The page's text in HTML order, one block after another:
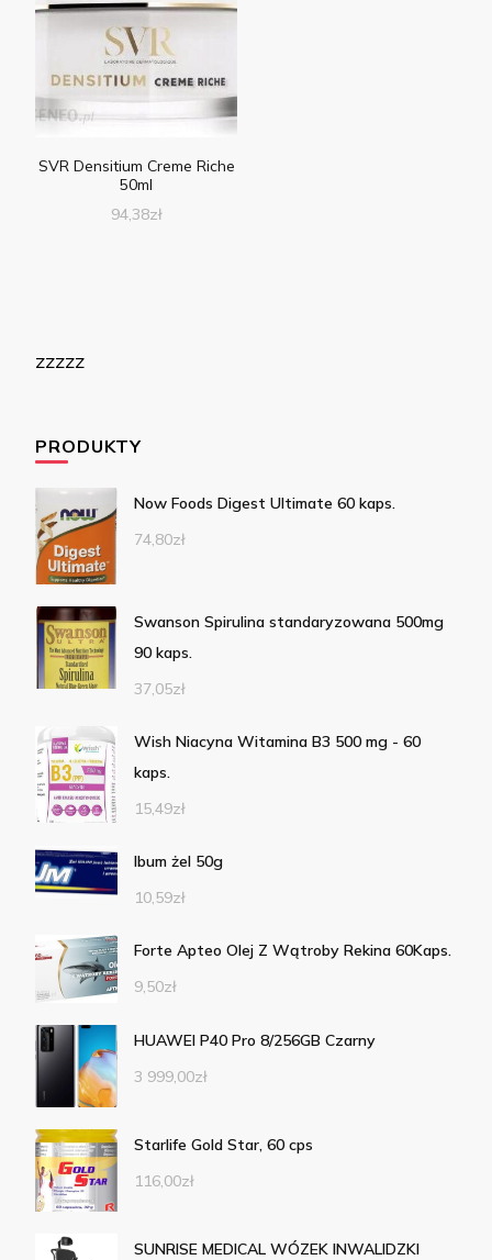
SVR Densitium Creme Riche
50ml
94,38zł
zzzzz
PRODUKTY
Now Foods Digest Ultimate 60 kaps.
74,80zł
Swanson Spirulina standaryzowana 500mg
90 kaps.
37,05zł
Wish Niacyna Witamina B3 500 mg - 60
kaps.
15,49zł
Ibum żel 50g
10,59zł
Forte Apteo Olej Z Wątroby Rekina 60Kaps.
9,50zł
HUAWEI P40 Pro 8/256GB Czarny
3 999,00zł
Starlife Gold Star, 60 cps
116,00zł
SUNRISE MEDICAL WÓZEK INWALIDZKI